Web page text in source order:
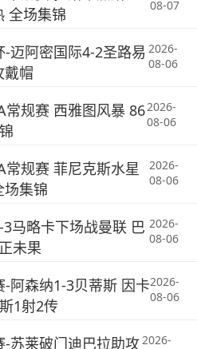
全场集锦
08-07
迈阿密国际4-2圣路易
戴帽
2026-
08-06
规赛 西雅图风暴 862026-
08-06
规赛 菲尼克斯水星
场集锦
2026-
08-06
马略卡下场战曼联 巴
未果
2026-
08-06
阿森纳1-3贝蒂斯 因卡
1射2传
2026-
08-06
苏莱破门迪巴拉助攻2026-